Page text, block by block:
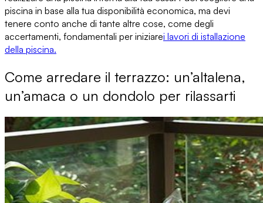
piscina in base alla tua disponibilità economica, ma devi
tenere conto anche di tante altre cose, come degli
accertamenti, fondamentali per iniziarei lavori di istallazione
della piscina.
Come arredare il terrazzo: un’altalena,
un’amaca o un dondolo per rilassarti